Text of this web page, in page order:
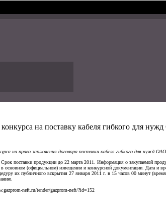
на поставку кабеля гибкого для
на право заключения договора поставки кабеля гибкого для нужд
Срок поставки продукции до 22 марта 2011. Информация о закупаемой
основном (официальном) извещении и конкурсной документации. Дата и
их публичного вскрытия 27 января 2011 г. в 15 часов 00 минут
neft.ru/tender/gazprom-neft/?id=152